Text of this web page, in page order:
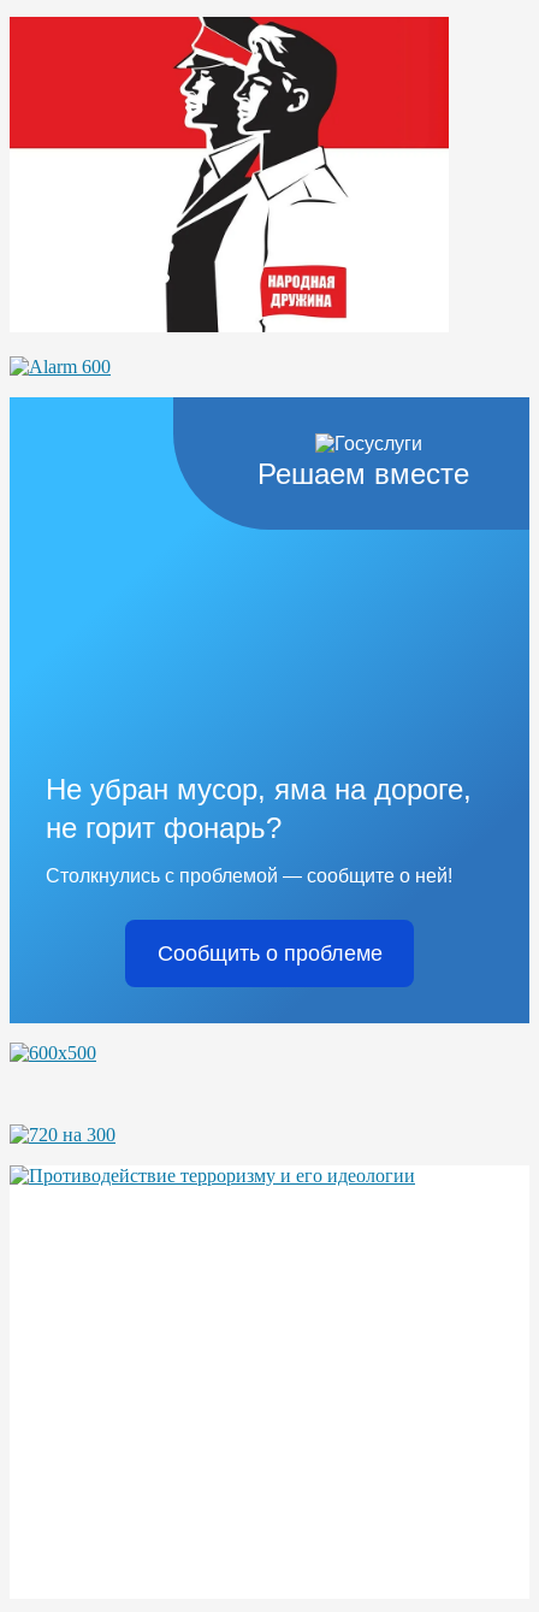
Решаем вместе
Не убран мусор, яма на дороге,
не горит фонарь?
Столкнулись с проблемой — сообщите о ней!
Сообщить о проблеме